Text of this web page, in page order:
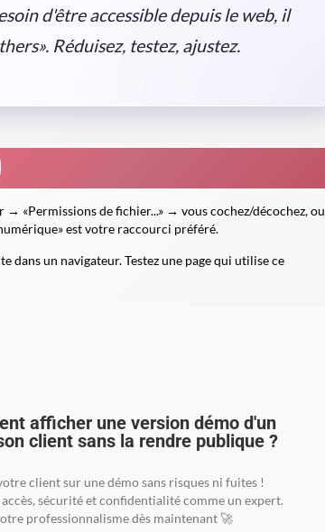
d'être accessible depuis le web, il
Réduisez, testez, ajustez.
«Permissions de fichier...» → vous cochez/décochez, ou
est votre raccourci préféré.
dans un navigateur. Testez une page qui utilise ce
afficher une version démo d'un
client sans la rendre publique ?
client sur une démo sans risques ni fuites !
sécurité et confidentialité comme un expert.
professionnalisme dès maintenant 🚀